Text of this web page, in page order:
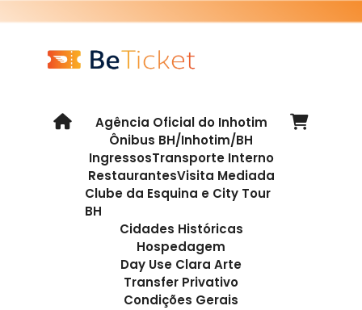
Agência Oficial do Inhotim
Ônibus BH/Inhotim/BH
IngressosTransporte Interno
RestaurantesVisita Mediada
Clube da Esquina e City Tour
BH
Cidades Históricas
Hospedagem
Day Use Clara Arte
Transfer Privativo
Condições Gerais